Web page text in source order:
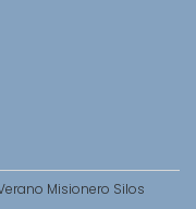
Misionero Silos